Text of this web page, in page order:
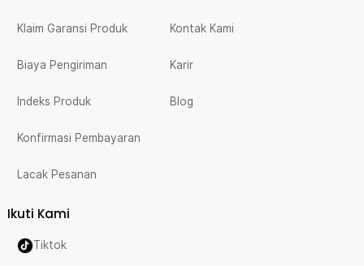
Klaim Garansi Produk
Biaya Pengiriman
Indeks Produk
Konfirmasi Pembayaran
Lacak Pesanan
Kontak Kami
Karir
Blog
Ikuti Kami
Tiktok